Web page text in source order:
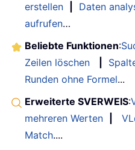
erstellen
Daten
aufrufen…
Beliebte Funktionen:
Zeilen löschen
Runden ohne Formel...
Erweiterte SVERWEIS:
mehreren Werten
Match....